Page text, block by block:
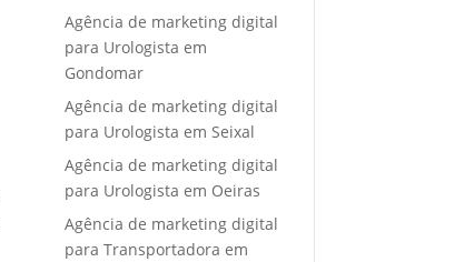
Agência de marketing digital
para Urologista em
Gondomar
Agência de marketing digital
para Urologista em Seixal
Agência de marketing digital
para Urologista em Oeiras
Agência de marketing digital
para Transportadora em